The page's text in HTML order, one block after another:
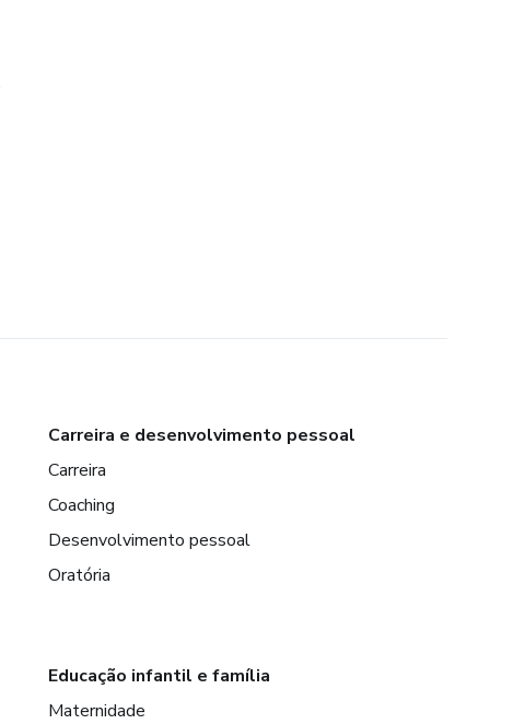
Carreira e desenvolvimento pessoal
Carreira
Coaching
Desenvolvimento pessoal
Oratória
Educação infantil e família
Maternidade